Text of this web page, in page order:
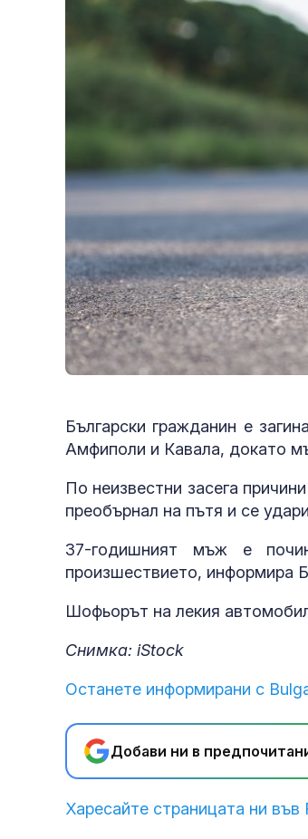
Български гражданин е
Амфиполи и Кавала, докато
По неизвестни засега
преобърнал на пътя и се
37-годишният мъж е
произшествието, информира
Шофьорът на лекия
Снимка: iStock
Останете информирани с
Добави ни в
Харесайте страницата ни във